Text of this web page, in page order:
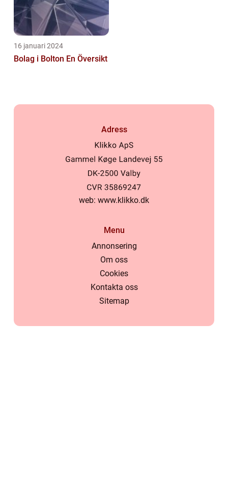
16 januari 2024
Bolag i Bolton En Översikt
Adress
web: www.klikko.dk
Menu
Annonsering
Om oss
Cookies
Kontakta oss
Sitemap